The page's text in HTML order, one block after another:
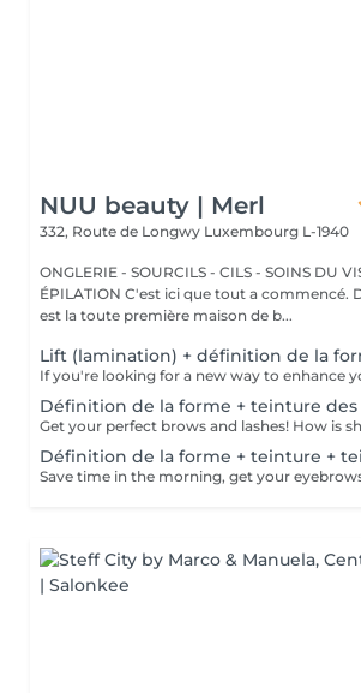
NUU beauty | Merl
332, Route de Longwy Luxembourg L-1940
ONGLERIE - SOURCILS - CILS - SOINS DU
ÉPILATION C'est ici que tout a commencé. Depuis 2022, Merl
est la toute première maison de b...
Lift (lamination) + définition de la
Définition de la forme + teinture des
Définition de la forme + teinture +